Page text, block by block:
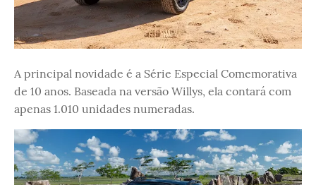
A principal novidade é a Série Especial Comemorativa
de 10 anos. Baseada na versão Willys, ela contará com
apenas 1.010 unidades numeradas.